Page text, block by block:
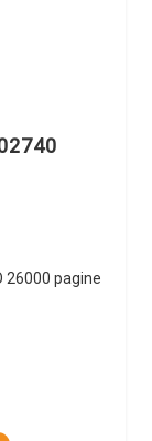
26000 pagine